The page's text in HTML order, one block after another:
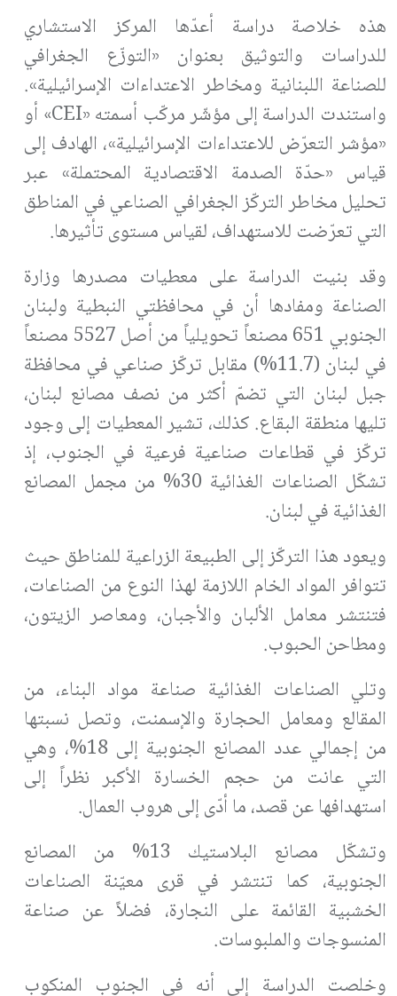
هذه خلاصة دراسة أعدّها المركز الاستشاري
للدراسات والتوثيق بعنوان «التوزّع الجغرافي
للصناعة اللبنانية ومخاطر الاعتداءات الإسرائيلية».
واستندت الدراسة إلى مؤشّر مركّب أسمته «CEI» أو
«مؤشر التعرّض للاعتداءات الإسرائيلية»، الهادف إلى
قياس «حدّة الصدمة الاقتصادية المحتملة» عبر
تحليل مخاطر التركّز الجغرافي الصناعي في المناطق
التي تعرّضت للاستهداف، لقياس مستوى تأثيرها.
وقد بنيت الدراسة على معطيات مصدرها وزارة
الصناعة ومفادها أن في محافظتي النبطية ولبنان
الجنوبي 651 مصنعاً تحويلياً من أصل 5527 مصنعاً
في لبنان (11.7%) مقابل تركّز صناعي في محافظة
جبل لبنان التي تضمّ أكثر من نصف مصانع لبنان،
تليها منطقة البقاع. كذلك، تشير المعطيات إلى وجود
تركّز في قطاعات صناعية فرعية في الجنوب، إذ
تشكّل الصناعات الغذائية 30% من مجمل المصانع
الغذائية في لبنان.
ويعود هذا التركّز إلى الطبيعة الزراعية للمناطق حيث
تتوافر المواد الخام اللازمة لهذا النوع من الصناعات،
فتنتشر معامل الألبان والأجبان، ومعاصر الزيتون،
ومطاحن الحبوب.
وتلي الصناعات الغذائية صناعة مواد البناء، من
المقالع ومعامل الحجارة والإسمنت، وتصل نسبتها
من إجمالي عدد المصانع الجنوبية إلى 18%، وهي
التي عانت من حجم الخسارة الأكبر نظراً إلى
استهدافها عن قصد، ما أدّى إلى هروب العمال.
وتشكّل مصانع البلاستيك 13% من المصانع
الجنوبية، كما تنتشر في قرى معيّنة الصناعات
الخشبية القائمة على النجارة، فضلاً عن صناعة
المنسوجات والملبوسات.
وخلصت الدراسة إلى أنه في الجنوب المنكوب